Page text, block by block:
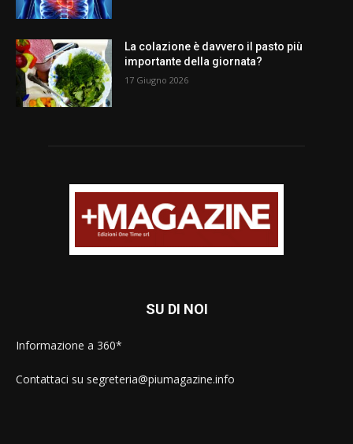
La colazione è davvero il pasto più
importante della giornata?
17 Giugno 2026
SU DI NOI
Informazione a 360*
Contattaci su segreteria@piumagazine.info